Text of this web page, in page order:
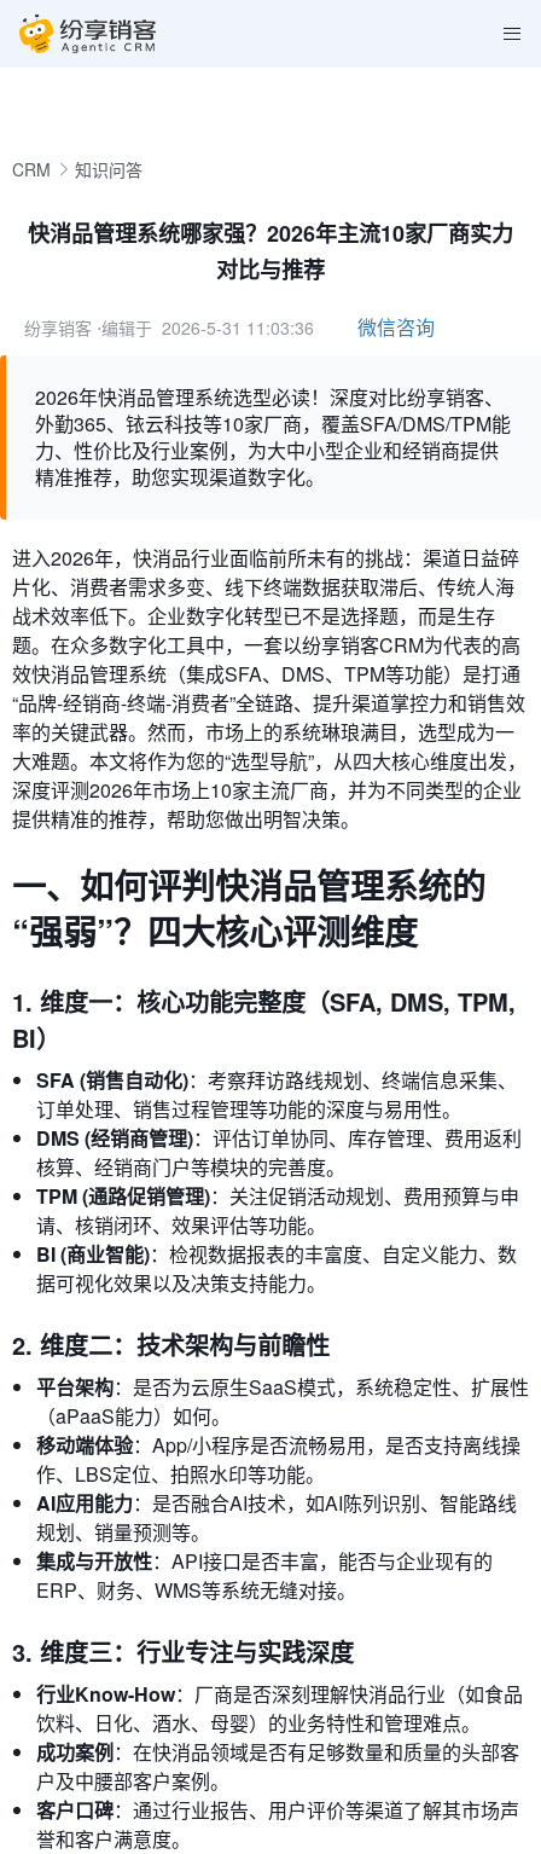
CRM 知识问答
快消品管理系统哪家强？2026年主流10家厂商实力
对比与推荐
纷享销客 ⋅编辑于 2026-5-31 11:03:36 微信咨询
2026年快消品管理系统选型必读！深度对比纷享销客、
外勤365、铱云科技等10家厂商，覆盖SFA/DMS/TPM能
力、性价比及行业案例，为大中小型企业和经销商提供
精准推荐，助您实现渠道数字化。
进入2026年，快消品行业面临前所未有的挑战：渠道日益碎
片化、消费者需求多变、线下终端数据获取滞后、传统人海
战术效率低下。企业数字化转型已不是选择题，而是生存
题。在众多数字化工具中，一套以纷享销客CRM为代表的高
效快消品管理系统（集成SFA、DMS、TPM等功能）是打通
“品牌-经销商-终端-消费者”全链路、提升渠道掌控力和销售效
率的关键武器。然而，市场上的系统琳琅满目，选型成为一
大难题。本文将作为您的“选型导航”，从四大核心维度出发，
深度评测2026年市场上10家主流厂商，并为不同类型的企业
提供精准的推荐，帮助您做出明智决策。
一、如何评判快消品管理系统的
“强弱”？四大核心评测维度
1. 维度一：核心功能完整度（SFA, DMS, TPM,
BI）
SFA (销售自动化)：考察拜访路线规划、终端信息采集、
订单处理、销售过程管理等功能的深度与易用性。
DMS (经销商管理)：评估订单协同、库存管理、费用返利
核算、经销商门户等模块的完善度。
TPM (通路促销管理)：关注促销活动规划、费用预算与申
请、核销闭环、效果评估等功能。
BI (商业智能)：检视数据报表的丰富度、自定义能力、数
据可视化效果以及决策支持能力。
2. 维度二：技术架构与前瞻性
平台架构：是否为云原生SaaS模式，系统稳定性、扩展性
（aPaaS能力）如何。
移动端体验：App/小程序是否流畅易用，是否支持离线操
作、LBS定位、拍照水印等功能。
AI应用能力：是否融合AI技术，如AI陈列识别、智能路线
规划、销量预测等。
集成与开放性：API接口是否丰富，能否与企业现有的
ERP、财务、WMS等系统无缝对接。
3. 维度三：行业专注与实践深度
行业Know-How：厂商是否深刻理解快消品行业（如食品
饮料、日化、酒水、母婴）的业务特性和管理难点。
成功案例：在快消品领域是否有足够数量和质量的头部客
户及中腰部客户案例。
客户口碑：通过行业报告、用户评价等渠道了解其市场声
誉和客户满意度。